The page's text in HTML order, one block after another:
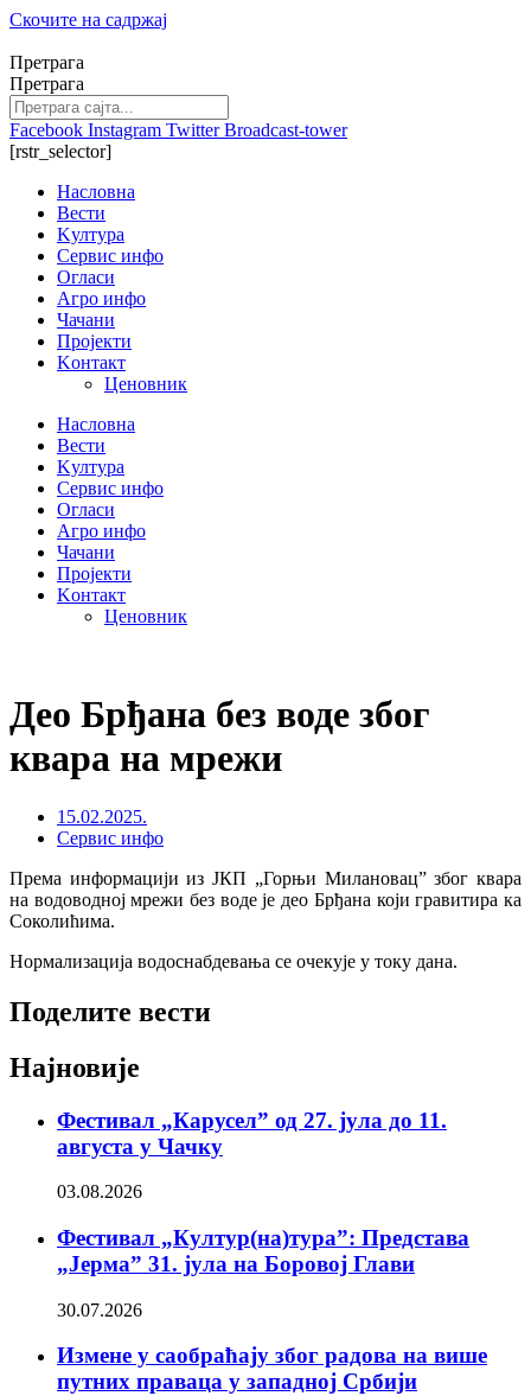
Скочите на садржај
Претрага
Претрага
Facebook Instagram Twitter Broadcast-tower
[rstr_selector]
Насловна
Вести
Kултура
Сервис инфо
Огласи
Агро инфо
Чачани
Пројекти
Kонтакт
Ценовник
Насловна
Вести
Kултура
Сервис инфо
Огласи
Агро инфо
Чачани
Пројекти
Kонтакт
Ценовник
Део Брђана без воде због
квара на мрежи
15.02.2025.
Сервис инфо
Према информацији из ЈКП „Горњи Милановац” због квара
на водоводној мрежи без воде је део Брђана који гравитира ка
Соколићима.
Нормализација водоснабдевања се очекује у току дана.
Поделите вести
Најновије
Фестивал „Карусел” од 27. јула до 11.
августа у Чачку
03.08.2026
Фестивал „Култур(на)тура”: Представа
„Јерма” 31. јула на Боровој Глави
30.07.2026
Измене у саобраћају због радова на више
путних праваца у западној Србији